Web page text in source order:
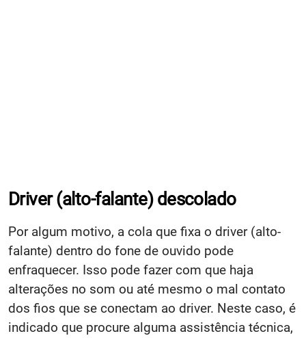
Driver (alto-falante) descolado
Por algum motivo, a cola que fixa o driver (alto-
falante) dentro do fone de ouvido pode
enfraquecer. Isso pode fazer com que haja
alterações no som ou até mesmo o mal contato
dos fios que se conectam ao driver. Neste caso, é
indicado que procure alguma assistência técnica,